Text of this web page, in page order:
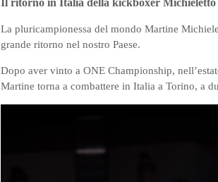
Il ritorno in Italia della kickboxer Michieletto
La pluricampionessa del mondo Martine
grande ritorno nel nostro Paese.
Dopo aver vinto a ONE Championship,
Martine torna a combattere in Italia a Torino, a